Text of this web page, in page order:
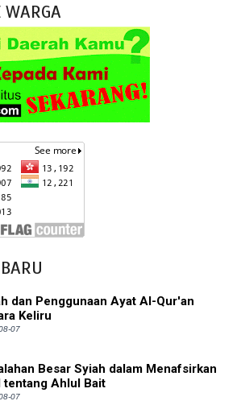
dan Penggunaan Ayat Al-Qur'an
Keliru
07
Besar Syiah dalam Menafsirkan
tentang Ahlul Bait
07